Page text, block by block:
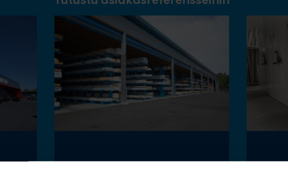
Toimivat säilytysratkaisut